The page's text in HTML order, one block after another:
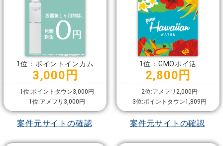
1位：ポイントインカム
3,000円
1位:ポイントタウン3,000円
1位:アメフリ3,000円
案件元サイトの確認
1位：GMOポイ活
2,800円
2位:アメフリ2,000円
3位:ポイントタウン1,809円
案件元サイトの確認